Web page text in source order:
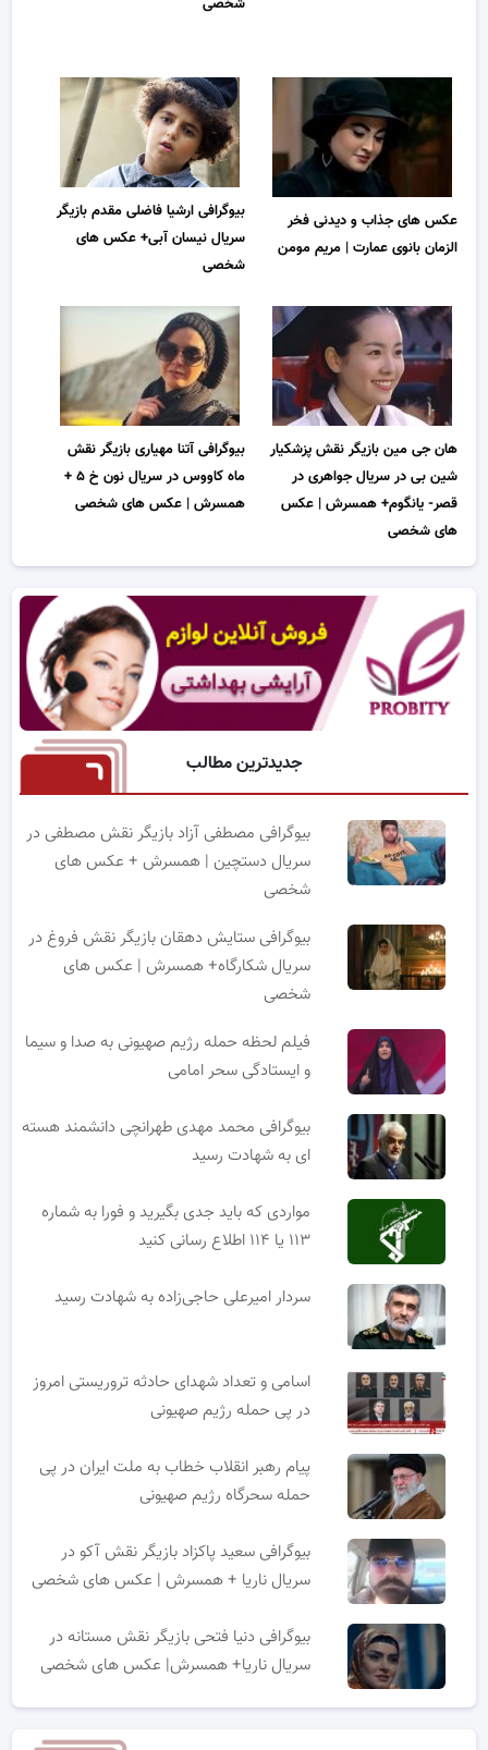
شخصی
عکس های جذاب و دیدنی فخر
الزمان بانوی عمارت | مریم مومن
بیوگرافی ارشیا فاضلی مقدم بازیگر
سریال نیسان آبی+ عکس های
شخصی
هان جی مین بازیگر نقش پزشکیار
شین بی در سریال جواهری در
قصر- یانگوم+ همسرش | عکس
های شخصی
بیوگرافی آتنا مهیاری بازیگر نقش
ماه کاووس در سریال نون خ ۵ +
همسرش | عکس های شخصی
جدیدترین مطالب
بیوگرافی مصطفی آزاد بازیگر نقش مصطفی در
سریال دستچین | همسرش + عکس های
شخصی
بیوگرافی ستایش دهقان بازیگر نقش فروغ در
سریال شکارگاه+ همسرش | عکس های
شخصی
فیلم لحظه حمله رژیم صهیونی به صدا و سیما
و ایستادگی سحر امامی
بیوگرافی محمد مهدی طهرانچی دانشمند هسته
ای به شهادت رسید
مواردی که باید جدی بگیرید و فورا به شماره
۱۱۳ یا ۱۱۴ اطلاع رسانی کنید
سردار امیرعلی حاجی‌زاده به شهادت رسید
اسامی و تعداد شهدای حادثه تروریستی امروز
در پی حمله رژیم صهیونی
پیام رهبر انقلاب خطاب به ملت ایران در پی
حمله سحرگاه رژیم صهیونی
بیوگرافی سعید پاکزاد بازیگر نقش آکو در
سریال ناریا + همسرش | عکس های شخصی
بیوگرافی دنیا فتحی بازیگر نقش مستانه در
سریال ناریا+ همسرش| عکس های شخصی